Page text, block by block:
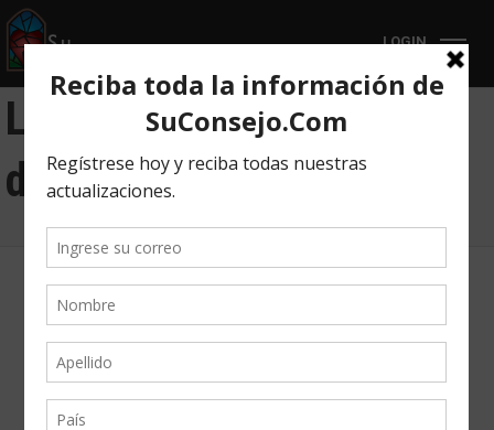
LOGIN
Luto Capítulo 5: Causas
del Luto 2